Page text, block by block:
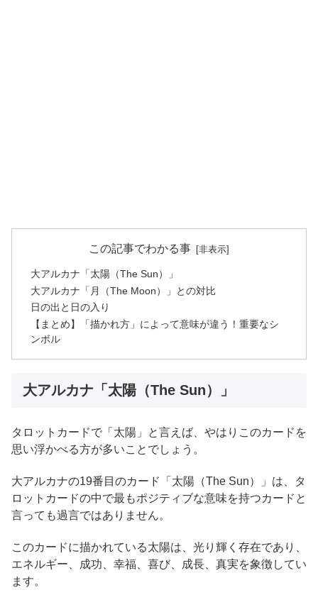
この記事でわかる事
大アルカナ「太陽（The Sun）」
大アルカナ「月（The Moon）」との対比
日の出と日の入り
【まとめ】「描かれ方」によって意味が違う！重要なシ
ンボル
大アルカナ「太陽（The Sun）」
タロットカードで「太陽」と言えば、やはりこのカードを
思い浮かべる方が多いことでしょう。
大アルカナの19番目のカード「太陽（The Sun）」は、タ
ロットカードの中で最もポジティブな意味を持つカードと
言っても過言ではありません。
このカードに描かれている太陽は、光り輝く存在であり、
エネルギー、成功、幸福、喜び、成長、真実を象徴してい
ます。